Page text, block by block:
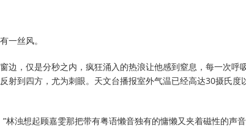
一丝风。
边，仅是分秒之内，疯狂涌入的热浪让他感到窒息，每一次呼
射到四方，尤为刺眼。天文台播报室外气温已经高达30摄氏
林浊想起顾嘉雯那把带有粤语懒音独有的慵懒又夹着磁性的声音